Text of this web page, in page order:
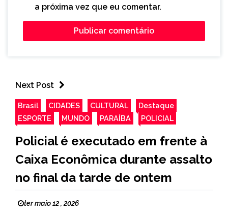
a próxima vez que eu comentar.
Next Post
Brasil CIDADES CULTURAL
Destaque
ESPORTE
MUNDO PARAÍBA POLICIAL
Policial é executado em frente à
Caixa Econômica durante assalto
no final da tarde de ontem
ter maio 12 , 2026